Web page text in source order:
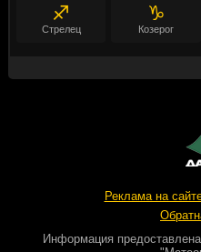
♐
Стрелец
♑
Козерог
Реклама на
Информация предоставлена